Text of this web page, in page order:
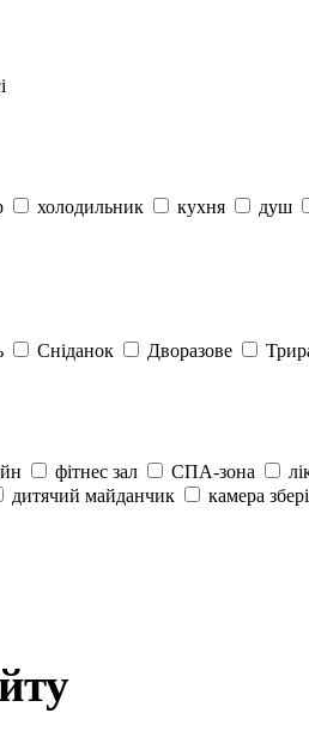
холодильник кухня
душ
Сніданок Дворазове
фітнес зал СПА-зона
дитячий майданчик камера